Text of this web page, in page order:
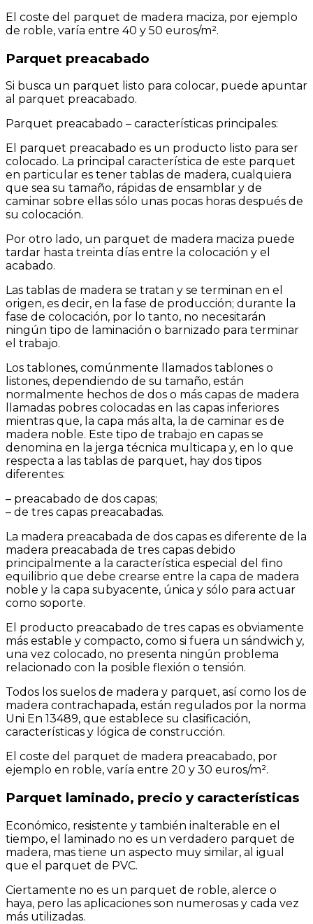
El coste del parquet de madera maciza, por ejemplo
de roble, varía entre 40 y 50 euros/m².
Parquet preacabado
Si busca un parquet listo para colocar, puede apuntar
al parquet preacabado.
Parquet preacabado – características principales:
El parquet preacabado es un producto listo para ser
colocado. La principal característica de este parquet
en particular es tener tablas de madera, cualquiera
que sea su tamaño, rápidas de ensamblar y de
caminar sobre ellas sólo unas pocas horas después de
su colocación.
Por otro lado, un parquet de madera maciza puede
tardar hasta treinta días entre la colocación y el
acabado.
Las tablas de madera se tratan y se terminan en el
origen, es decir, en la fase de producción; durante la
fase de colocación, por lo tanto, no necesitarán
ningún tipo de laminación o barnizado para terminar
el trabajo.
Los tablones, comúnmente llamados tablones o
listones, dependiendo de su tamaño, están
normalmente hechos de dos o más capas de madera
llamadas pobres colocadas en las capas inferiores
mientras que, la capa más alta, la de caminar es de
madera noble. Este tipo de trabajo en capas se
denomina en la jerga técnica multicapa y, en lo que
respecta a las tablas de parquet, hay dos tipos
diferentes:
– preacabado de dos capas;
– de tres capas preacabadas.
La madera preacabada de dos capas es diferente de la
madera preacabada de tres capas debido
principalmente a la característica especial del fino
equilibrio que debe crearse entre la capa de madera
noble y la capa subyacente, única y sólo para actuar
como soporte.
El producto preacabado de tres capas es obviamente
más estable y compacto, como si fuera un sándwich y,
una vez colocado, no presenta ningún problema
relacionado con la posible flexión o tensión.
Todos los suelos de madera y parquet, así como los de
madera contrachapada, están regulados por la norma
Uni En 13489, que establece su clasificación,
características y lógica de construcción.
El coste del parquet de madera preacabado, por
ejemplo en roble, varía entre 20 y 30 euros/m².
Parquet laminado, precio y características
Económico, resistente y también inalterable en el
tiempo, el laminado no es un verdadero parquet de
madera, mas tiene un aspecto muy similar, al igual
que el parquet de PVC.
Ciertamente no es un parquet de roble, alerce o
haya, pero las aplicaciones son numerosas y cada vez
más utilizadas.